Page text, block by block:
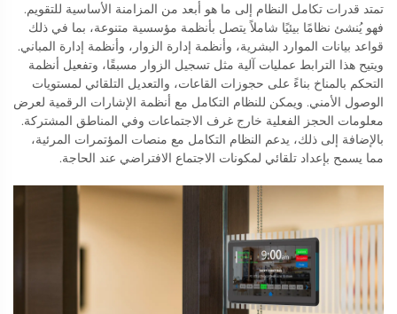
تمتد قدرات تكامل النظام إلى ما هو أبعد من المزامنة الأساسية للتقويم.
فهو يُنشئ نظامًا بيئيًا شاملاً يتصل بأنظمة مؤسسية متنوعة، بما في ذلك
قواعد بيانات الموارد البشرية، وأنظمة إدارة الزوار، وأنظمة إدارة المباني.
ويتيح هذا الترابط عمليات آلية مثل تسجيل الزوار مسبقًا، وتفعيل أنظمة
التحكم بالمناخ بناءً على حجوزات القاعات، والتعديل التلقائي لمستويات
الوصول الأمني. ويمكن للنظام التكامل مع أنظمة الإشارات الرقمية لعرض
معلومات الحجز الفعلية خارج غرف الاجتماعات وفي المناطق المشتركة.
بالإضافة إلى ذلك، يدعم النظام التكامل مع منصات المؤتمرات المرئية،
مما يسمح بإعداد تلقائي لمكونات الاجتماع الافتراضي عند الحاجة.